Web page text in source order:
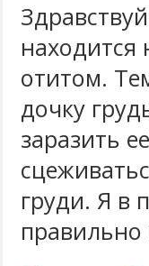
находится
отитом.
дочку
заразить
груди. Я в
правильно